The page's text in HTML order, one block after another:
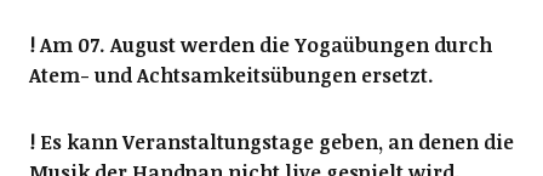
! Am 07. August werden die Yogaübungen durch
Atem- und Achtsamkeitsübungen ersetzt.
! Es kann Veranstaltungstage geben, an denen die